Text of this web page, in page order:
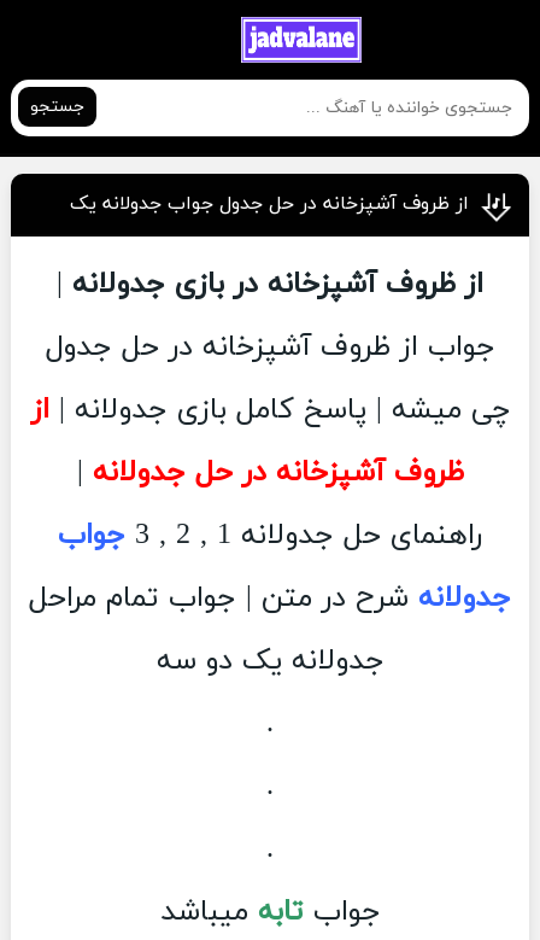
جستجو
از ظروف آشپزخانه در حل جدول جواب جدولانه یک
از ظروف آشپزخانه در بازی جدولانه |
جواب از ظروف آشپزخانه در حل جدول
چی میشه | پاسخ کامل بازی جدولانه | از
ظروف آشپزخانه در حل جدولانه |
راهنمای حل جدولانه 1 , 2 , 3
جواب
جدولانه شرح در متن | جواب تمام مراحل
جدولانه یک دو سه
.
.
.
جوابتابه میباشد